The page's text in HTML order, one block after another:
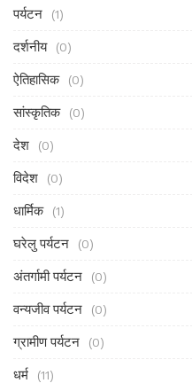
पर्यटन (1)
दर्शनीय (0)
ऐतिहासिक (0)
सांस्कृतिक (0)
देश (0)
विदेश (0)
धार्मिक (1)
घरेलु पर्यटन (0)
अंतर्गामी पर्यटन (0)
वन्यजीव पर्यटन (0)
ग्रामीण पर्यटन (0)
धर्म (11)